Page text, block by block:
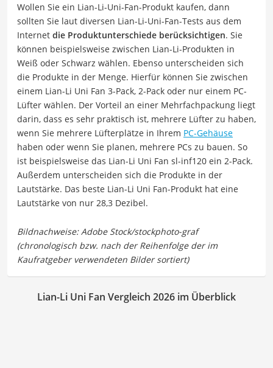
Wollen Sie ein Lian-Li-Uni-Fan-Produkt kaufen, dann
sollten Sie laut diversen Lian-Li-Uni-Fan-Tests aus dem
Internet die Produktunterschiede berücksichtigen. Sie
können beispielsweise zwischen Lian-Li-Produkten in
Weiß oder Schwarz wählen. Ebenso unterscheiden sich
die Produkte in der Menge. Hierfür können Sie zwischen
einem Lian-Li Uni Fan 3-Pack, 2-Pack oder nur einem PC-
Lüfter wählen. Der Vorteil an einer Mehrfachpackung liegt
darin, dass es sehr praktisch ist, mehrere Lüfter zu haben,
wenn Sie mehrere Lüfterplätze in Ihrem PC-Gehäuse
haben oder wenn Sie planen, mehrere PCs zu bauen. So
ist beispielsweise das Lian-Li Uni Fan sl-inf120 ein 2-Pack.
Außerdem unterscheiden sich die Produkte in der
Lautstärke. Das beste Lian-Li Uni Fan-Produkt hat eine
Lautstärke von nur 28,3 Dezibel.
Lian-Li Uni Fan Vergleich 2026 im Überblick